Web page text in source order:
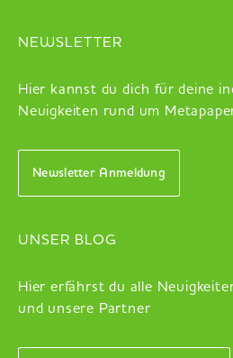
NEWSLETTER
Hier kannst du dich für deine
Neuigkeiten rund um
Newsletter Anmeldung
UNSER BLOG
Hier erfährst du alle
und unsere Partner